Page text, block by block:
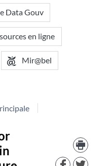
Data Gouv
en ligne
Mir@bel